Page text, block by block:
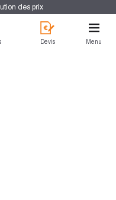
des prix
Devis Menu